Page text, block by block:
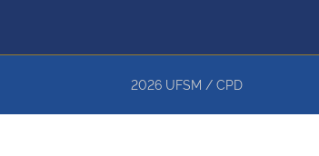
2026 UFSM / CPD